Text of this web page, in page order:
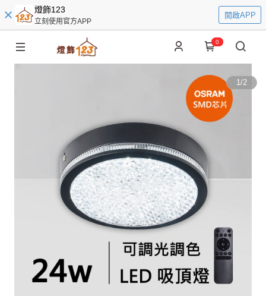
燈飾123
立刻使用官方APP
開啟APP
0
1/2